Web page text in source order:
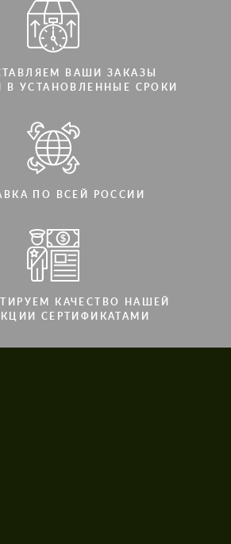
ВАШИ ЗАКАЗЫ
В УСТАНОВЛЕННЫЕ СРОКИ
ПО ВСЕЙ РОССИИ
КАЧЕСТВО НАШЕЙ
СЕРТИФИКАТАМИ